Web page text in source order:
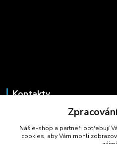
Kontakty
+420 723 725 881
(Po-Pá, 8-16 hod.)
Náš e-shop a partneři potřebují
cookies, aby Vám mohli